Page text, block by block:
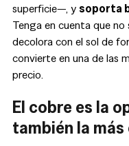
superficie—, ysoporta
Tenga en cuenta que
decolora con el sol de
convierte en una de las
precio.
El cobre es la
también la más